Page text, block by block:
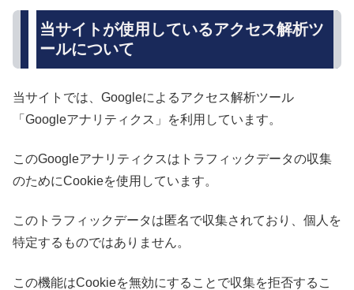
当サイトが使用しているアクセス解析ツ
ールについて
当サイトでは、Googleによるアクセス解析ツール
「Googleアナリティクス」を利用しています。
このGoogleアナリティクスはトラフィックデータの収集
のためにCookieを使用しています。
このトラフィックデータは匿名で収集されており、個人を
特定するものではありません。
この機能はCookieを無効にすることで収集を拒否するこ